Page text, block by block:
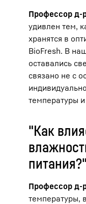
Профессор д-
удивлен тем,
хранятся в
BioFresh. В
оставались
связано не с
температуры
"Как
питания?"
Профессор д-
температуры,